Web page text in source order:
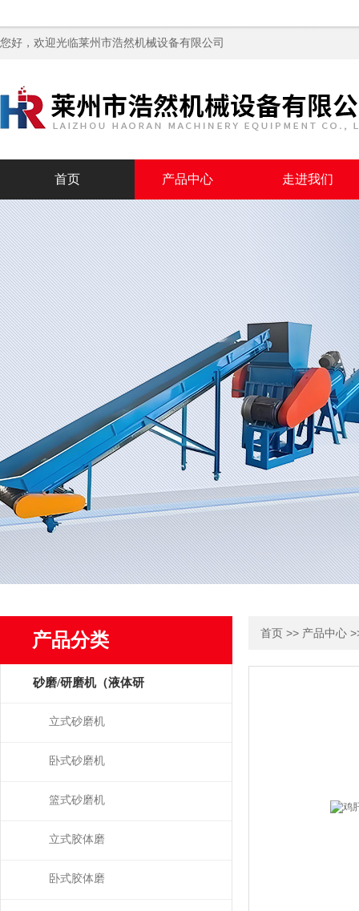
您好，欢迎光临莱州市浩然机械设备有限公司
首页 产品中心 走进我们
产品分类
砂磨/研磨机（液体研
磨）立式砂磨机
卧式砂磨机
篮式砂磨机
立式胶体磨
卧式胶体磨
首页 >> 产品中心